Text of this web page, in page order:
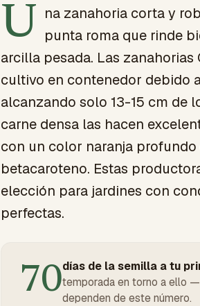
U
na zanahoria corta y
punta roma que rinde
arcilla pesada. Las
cultivo en contenedor debido
alcanzando solo 13-15 cm de
carne densa las hacen
con un color naranja
betacaroteno. Estas
elección para jardines con
perfectas.
70días de la semilla a tu
temporada en torno a ello
dependen de este número.